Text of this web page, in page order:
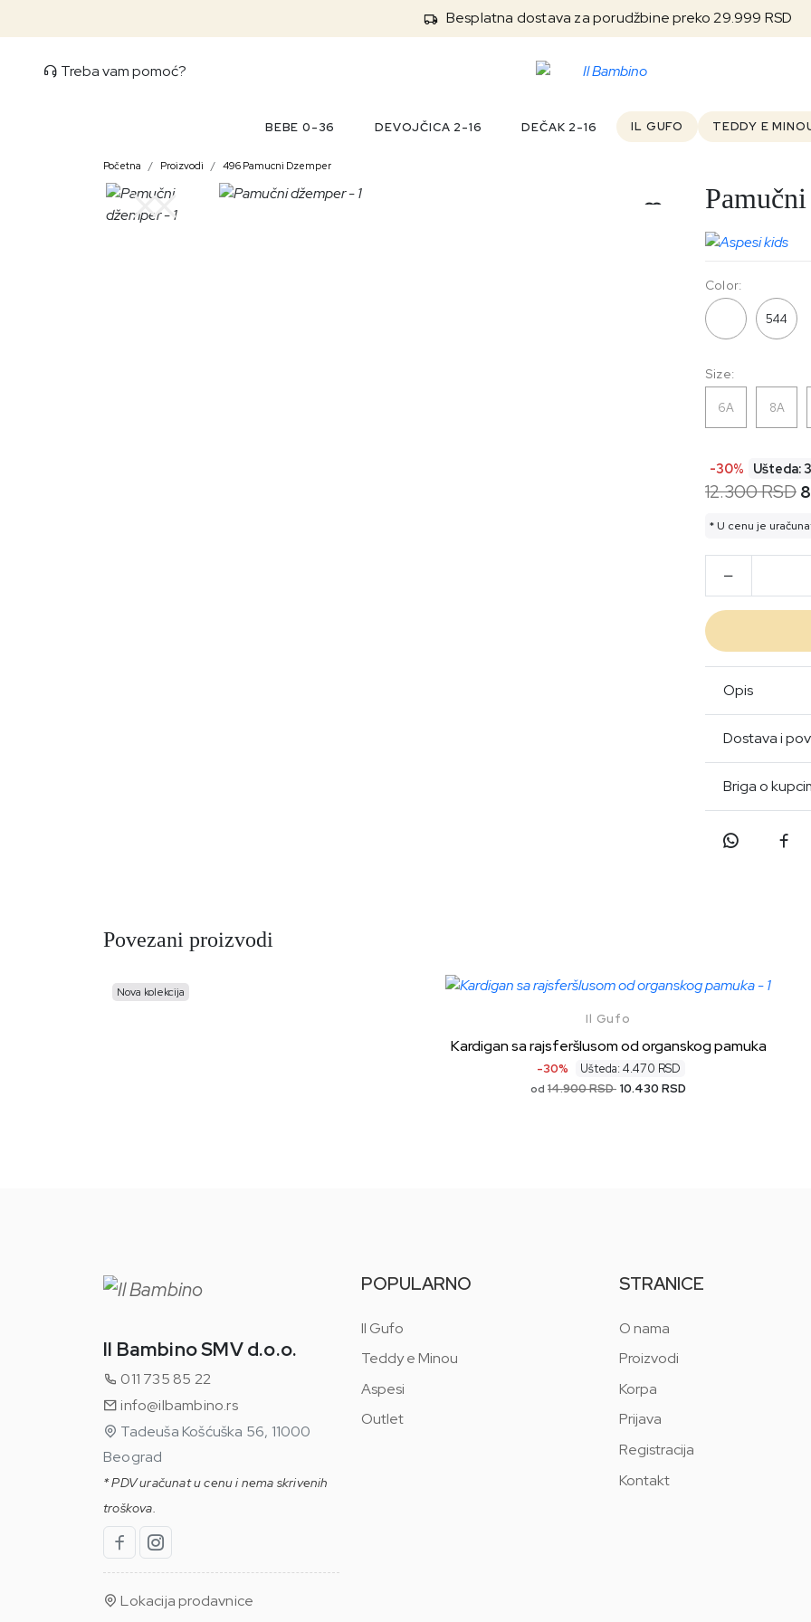
Besplatna dostava za porudžbine preko 29.999 RSD
Treba vam pomoć?
BEBE 0-36 DEVOJČICA 2-16 DEČAK 2-16 IL GUFO TEDDY E
Početna Proizvodi 496 Pamucni Dzemper
Size:
6A 8A
Color:
544
-30% Ušteda:
12.300 RSD
* U cenu je
Opis
Dostava i
Briga o
Povezani proizvodi
Nova kolekcija
Il Gufo
Kardigan sa rajsferšlusom od organskog pamuka
-30% Ušteda: 4.470 RSD
od 14.900 RSD 10.430 RSD
Il Bambino SMV d.o.o.
011 735 85 22
info@ilbambino.rs
Tadeuša Košćuška 56, 11000
Beograd
* PDV uračunat u cenu i nema skrivenih
troškova.
Lokacija prodavnice
POPULARNO
Il Gufo
Teddy e Minou
Aspesi
Outlet
STRANICE
O nama
Proizvodi
Korpa
Prijava
Registracija
Kontakt